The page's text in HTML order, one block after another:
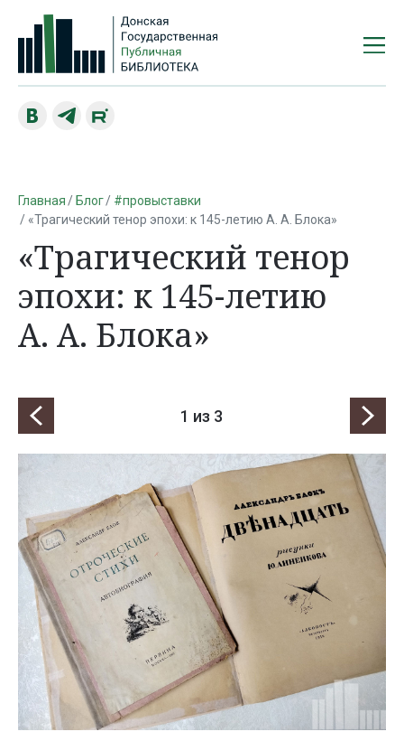
Главная Блог
#провыставки
«Трагический тенор эпохи: к 145-летию А. А. Блока»
«Трагический тенор
эпохи: к 145-летию
А. А. Блока»
1 из 3